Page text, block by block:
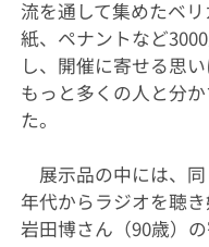
流を通して集めたベ
紙、ペナントなど
し、開催に寄せる思
もっと多くの人と分
た。
展示品の中には、同
年代からラジオを聴
岩田博さん（90歳）